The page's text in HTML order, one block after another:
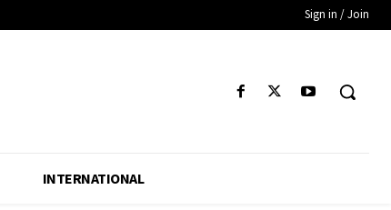
Sign in / Join
INTERNATIONAL